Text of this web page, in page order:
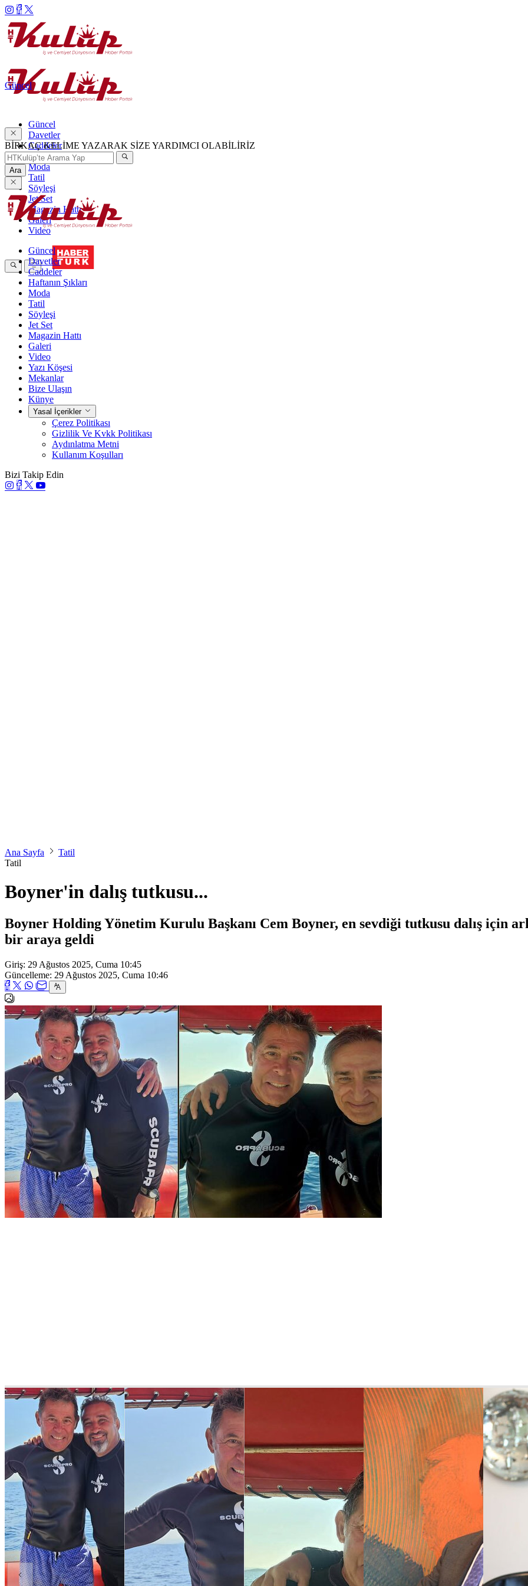
Güncel
Davetler
Caddeler
Haftanın Şıkları
Moda
Tatil
Söyleşi
Jet Set
Magazin Hattı
Galeri
Video
Güncel
BİRKAÇ KELİME YAZARAK SİZE YARDIMCI OLABİLİRİZ
Ara
Güncel
Davetler
Caddeler
Haftanın Şıkları
Moda
Tatil
Söyleşi
Jet Set
Magazin Hattı
Galeri
Video
Yazı Köşesi
Mekanlar
Bize Ulaşın
Künye
Yasal İçerikler
Çerez Politikası
Gizlilik Ve Kvkk Politikası
Aydınlatma Metni
Kullanım Koşulları
Bizi Takip Edin
Ana Sayfa
Tatil
Tatil
Boyner'in dalış tutkusu...
Boyner Holding Yönetim Kurulu Başkanı Cem Boyner, en sevdiği tutkusu dalış için
bir araya geldi
Giriş: 29 Ağustos 2025, Cuma 10:45
Güncelleme: 29 Ağustos 2025, Cuma 10:46